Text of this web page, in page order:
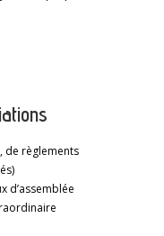
de règlements
d’assemblée